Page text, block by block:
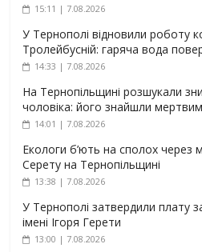
15:11 | 7.08.2026
У Тернополі відновили роботу
Тролейбусній: гаряча вода
14:33 | 7.08.2026
На Тернопільщині розшукали
чоловіка: його знайшли мертвим
14:01 | 7.08.2026
Екологи б’ють на сполох через
Серету на Тернопільщині
13:38 | 7.08.2026
У Тернополі затвердили плату
імені Ігоря Герети
13:00 | 7.08.2026